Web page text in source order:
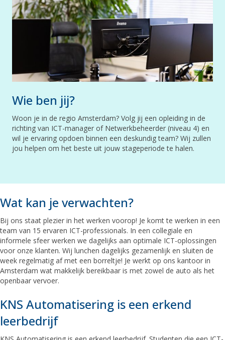
Wie ben jij?
Woon je in de regio Amsterdam? Volg jij een opleiding in de
richting van ICT-manager of Netwerkbeheerder (niveau 4) en
wil je ervaring opdoen binnen een deskundig team? Wij zullen
jou helpen om het beste uit jouw stageperiode te halen.
Wat kan je verwachten?
Bij ons staat plezier in het werken voorop! Je komt te werken in een
team van 15 ervaren ICT-professionals. In een collegiale en
informele sfeer werken we dagelijks aan optimale ICT-oplossingen
voor onze klanten. Wij lunchen dagelijks gezamenlijk en sluiten de
week regelmatig af met een borreltje! Je werkt op ons kantoor in
Amsterdam wat makkelijk bereikbaar is met zowel de auto als het
openbaar vervoer.
KNS Automatisering is een erkend
leerbedrijf